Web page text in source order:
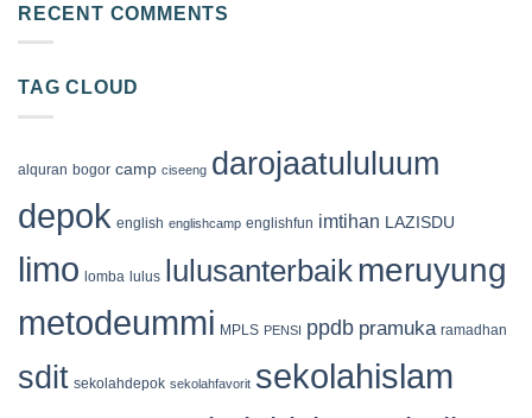
Bertema
dan
Prestasi
Laporan
Qurban
2
dan
535
Qurban
Tersalurkan
RECENT COMMENTS
TAG CLOUD
alquran bogor camp ciseeng darojaatululuum
depok english englishcamp englishfun imtihan LAZISDU
limo lomba lulus lulusanterbaik meruyung
metodeummi MPLS PENSI ppdb pramuka ramadhan
sdit sekolahdepok sekolahfavorit sekolahislam